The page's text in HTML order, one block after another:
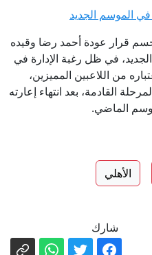
الموسم الجديد
قرار عودة أحمد رضا وقيده
في ظل رغبة الإدارة في
من اللاعبين المميزين،
القادمة، بعد انتهاء إعارته
الماضي.
الأهلي
شارك